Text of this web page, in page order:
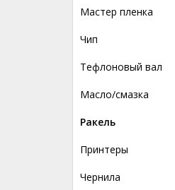
Мастер пленка
Чип
Тефлоновый вал
Масло/смазка
Ракель
Принтеры
Чернила